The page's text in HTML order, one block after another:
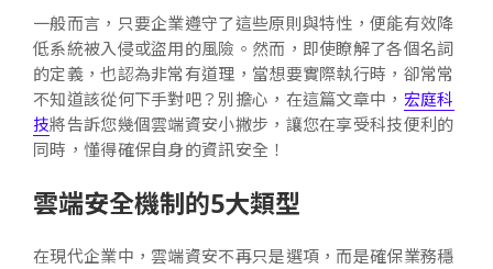
一般而言，只要企業遵守了這些原則與特性，便能有效降
低系統被入侵或盜用的風險。然而，即使瞭解了各個名詞
的定義，也認為非常有道理，當想要實際執行時，卻常常
不知道該從何下手對吧？別擔心，在這篇文章中， 宏庭科
技將告訴您幾個雲端資安小撇步，讓您在享受科技便利的
同時，懂得確保自身的資訊安全！
雲端安全機制的5大類型
在現代企業中，雲端資安不再只是選項，而是確保業務穩